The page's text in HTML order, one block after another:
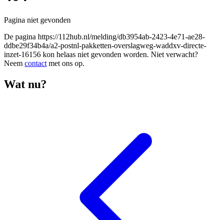
Pagina niet gevonden
De pagina https://112hub.nl/melding/db3954ab-2423-4e71-ae28-
ddbe29f34b4a/a2-postnl-pakketten-overslagweg-waddxv-directe-
inzet-16156 kon helaas niet gevonden worden. Niet verwacht?
Neem contact met ons op.
Wat nu?